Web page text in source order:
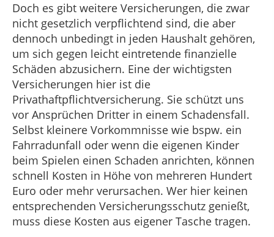
Doch es gibt weitere Versicherungen, die zwar
nicht gesetzlich verpflichtend sind, die aber
dennoch unbedingt in jeden Haushalt gehören,
um sich gegen leicht eintretende finanzielle
Schäden abzusichern. Eine der wichtigsten
Versicherungen hier ist die
Privathaftpflichtversicherung. Sie schützt uns
vor Ansprüchen Dritter in einem Schadensfall.
Selbst kleinere Vorkommnisse wie bspw. ein
Fahrradunfall oder wenn die eigenen Kinder
beim Spielen einen Schaden anrichten, können
schnell Kosten in Höhe von mehreren Hundert
Euro oder mehr verursachen. Wer hier keinen
entsprechenden Versicherungsschutz genießt,
muss diese Kosten aus eigener Tasche tragen.